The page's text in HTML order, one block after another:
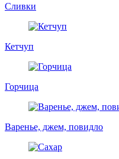
Сливки
Кетчуп
Горчица
Варенье, джем, повидло